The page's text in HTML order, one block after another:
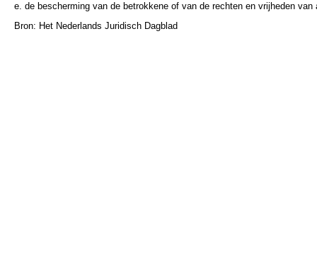
e. de bescherming van de betrokkene of van de rechten en vrijheden van
Bron: Het Nederlands Juridisch Dagblad